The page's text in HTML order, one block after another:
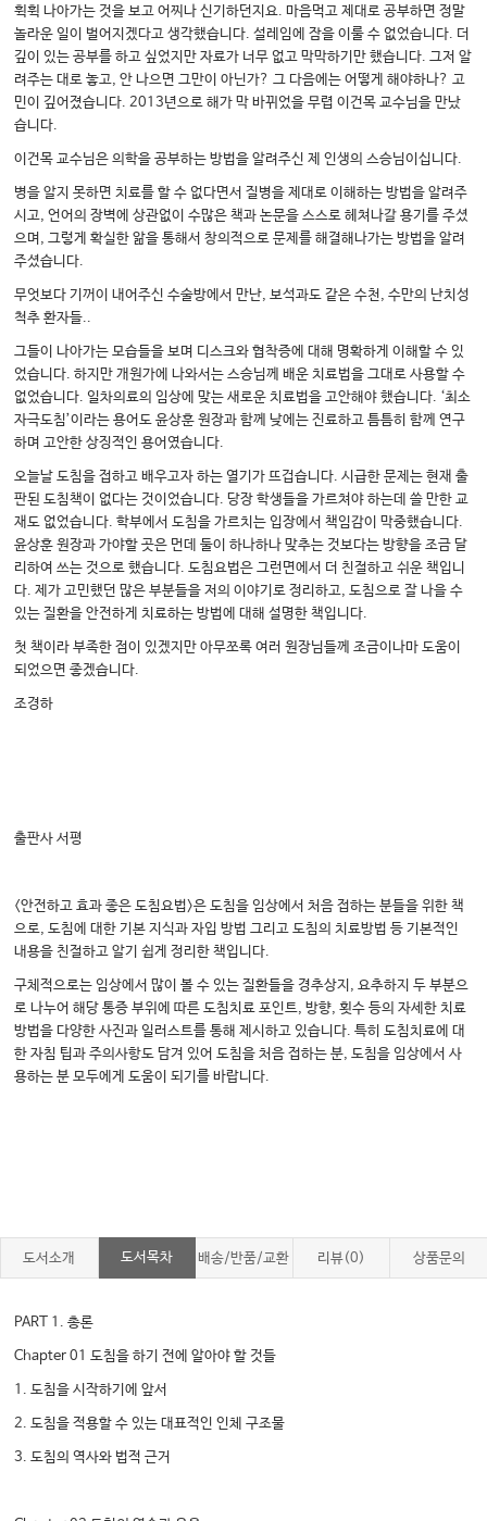
휙휙 나아가는 것을 보고 어찌나 신기하던지요. 마음먹고 제대로 공부하면 정말
놀라운 일이 벌어지겠다고 생각했습니다. 설레임에 잠을 이룰 수 없었습니다. 더
깊이 있는 공부를 하고 싶었지만 자료가 너무 없고 막막하기만 했습니다. 그저 알
려주는 대로 놓고, 안 나으면 그만이 아닌가? 그 다음에는 어떻게 해야하나? 고
민이 깊어졌습니다. 2013년으로 해가 막 바뀌었을 무렵 이건목 교수님을 만났
습니다.
이건목 교수님은 의학을 공부하는 방법을 알려주신 제 인생의 스승님이십니다.
병을 알지 못하면 치료를 할 수 없다면서 질병을 제대로 이해하는 방법을 알려주
시고, 언어의 장벽에 상관없이 수많은 책과 논문을 스스로 헤쳐나갈 용기를 주셨
으며, 그렇게 확실한 앎을 통해서 창의적으로 문제를 해결해나가는 방법을 알려
주셨습니다.
무엇보다 기꺼이 내어주신 수술방에서 만난, 보석과도 같은 수천, 수만의 난치성
척추 환자들..
그들이 나아가는 모습들을 보며 디스크와 협착증에 대해 명확하게 이해할 수 있
었습니다. 하지만 개원가에 나와서는 스승님께 배운 치료법을 그대로 사용할 수
없었습니다. 일차의료의 임상에 맞는 새로운 치료법을 고안해야 했습니다. ‘최소
자극도침’이라는 용어도 윤상훈 원장과 함께 낮에는 진료하고 틈틈히 함께 연구
하며 고안한 상징적인 용어였습니다.
오늘날 도침을 접하고 배우고자 하는 열기가 뜨겁습니다. 시급한 문제는 현재 출
판된 도침책이 없다는 것이었습니다. 당장 학생들을 가르쳐야 하는데 쓸 만한 교
재도 없었습니다. 학부에서 도침을 가르치는 입장에서 책임감이 막중했습니다.
윤상훈 원장과 가야할 곳은 먼데 둘이 하나하나 맞추는 것보다는 방향을 조금 달
리하여 쓰는 것으로 했습니다. 도침요법은 그런면에서 더 친절하고 쉬운 책입니
다. 제가 고민했던 많은 부분들을 저의 이야기로 정리하고, 도침으로 잘 나을 수
있는 질환을 안전하게 치료하는 방법에 대해 설명한 책입니다.
첫 책이라 부족한 점이 있겠지만 아무쪼록 여러 원장님들께 조금이나마 도움이
되었으면 좋겠습니다.
조경하
출판사 서평
<안전하고 효과 좋은 도침요법>은 도침을 임상에서 처음 접하는 분들을 위한 책
으로, 도침에 대한 기본 지식과 자입 방법 그리고 도침의 치료방법 등 기본적인
내용을 친절하고 알기 쉽게 정리한 책입니다.
구체적으로는 임상에서 많이 볼 수 있는 질환들을 경추상지, 요추하지 두 부분으
로 나누어 해당 통증 부위에 따른 도침치료 포인트, 방향, 횟수 등의 자세한 치료
방법을 다양한 사진과 일러스트를 통해 제시하고 있습니다. 특히 도침치료에 대
한 자침 팁과 주의사항도 담겨 있어 도침을 처음 접하는 분, 도침을 임상에서 사
용하는 분 모두에게 도움이 되기를 바랍니다.
도서소개 도서목차 배송/반품/교환 리뷰(0) 상품문의
PART 1. 총론
Chapter 01 도침을 하기 전에 알아야 할 것들
1. 도침을 시작하기에 앞서
2. 도침을 적용할 수 있는 대표적인 인체 구조물
3. 도침의 역사와 법적 근거